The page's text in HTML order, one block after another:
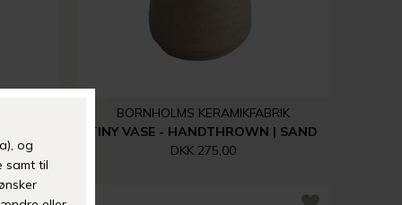
BORNHOLMS KERAMIKFABRIK
TINY VASE - HANDTHROWN | SAND
DKK 275,00